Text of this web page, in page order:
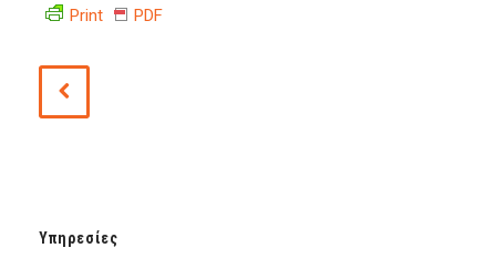
Print PDF
Υπηρεσίες